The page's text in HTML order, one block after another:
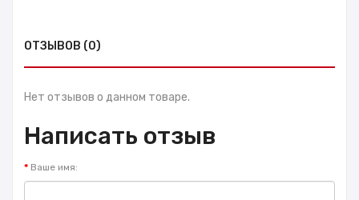
ОТЗЫВОВ (0)
Нет отзывов о данном товаре.
Написать отзыв
Ваше имя: